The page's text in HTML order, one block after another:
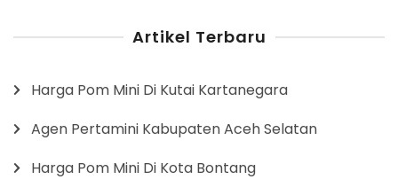
Artikel Terbaru
Harga Pom Mini Di Kutai Kartanegara
Agen Pertamini Kabupaten Aceh Selatan
Harga Pom Mini Di Kota Bontang